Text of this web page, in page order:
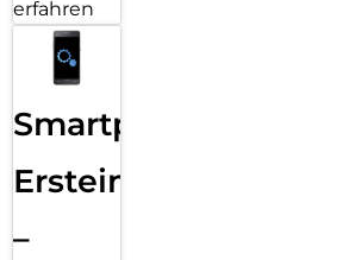
erfahren
Smartphone
Ersteinrichtung
–